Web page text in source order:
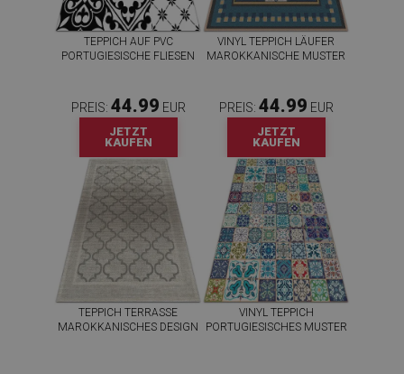
TEPPICH AUF PVC
PORTUGIESISCHE FLIESEN
PREIS: 44.99 EUR
JETZT
KAUFEN
VINYL TEPPICH LÄUFER
MAROKKANISCHE MUSTER
PREIS: 44.99 EUR
JETZT
KAUFEN
TEPPICH TERRASSE
MAROKKANISCHES DESIGN
VINYL TEPPICH
PORTUGIESISCHES MUSTER